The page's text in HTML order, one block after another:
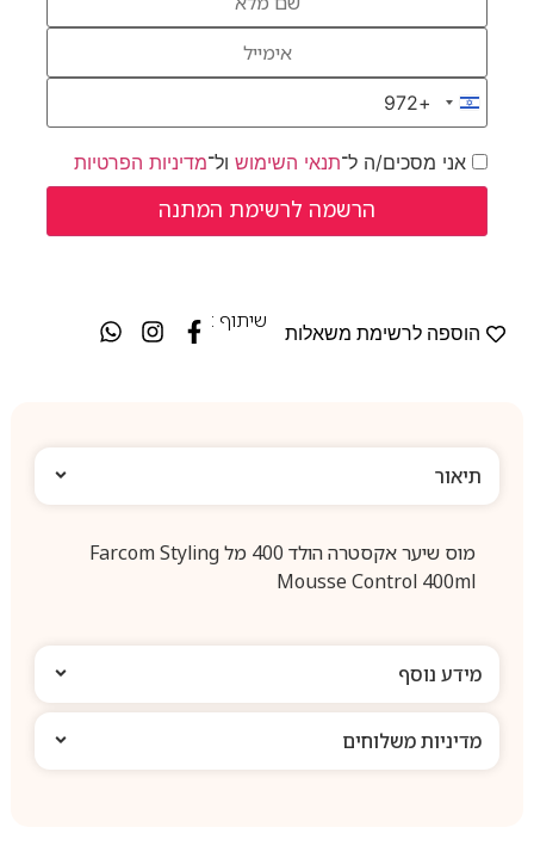
Israel +972
+972
אני מסכים/ה ל־תנאי השימושול־מדיניות הפרטיות
הוספה לרשימת משאלות
שיתוף :
תיאור
מוס שיער אקסטרה הולד 400 מל Farcom Styling
Mousse Control 400ml
מידע נוסף
מדיניות משלוחים